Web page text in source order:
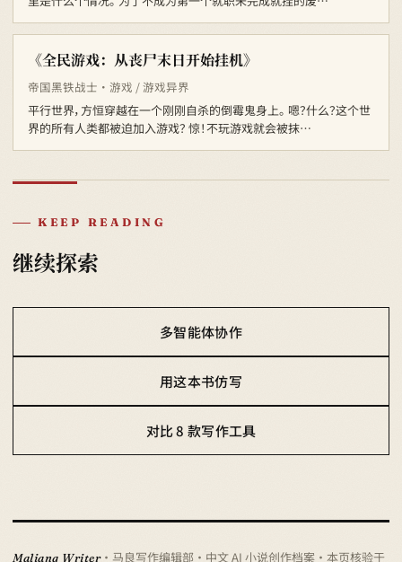
《全民游戏：从丧尸末日开始挂机》
帝国黑铁战士 · 游戏 / 游戏异界
平行世界，方恒穿越在一个刚刚自杀的倒霉鬼身上。 嗯？什么？这个世
界的所有人类都被迫加入游戏？ 惊！不玩游戏就会被抹…
KEEP READING
继续探索
多智能体协作
用这本书仿写
对比 8 款写作工具
Maliang Writer · 马良写作编辑部 · 中文 AI 小说创作档案 · 本页核验于